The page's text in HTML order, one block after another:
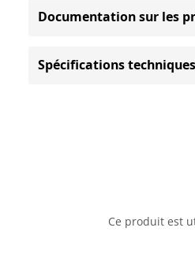
Documentation sur les
Spécifications techniques
Ce produit est